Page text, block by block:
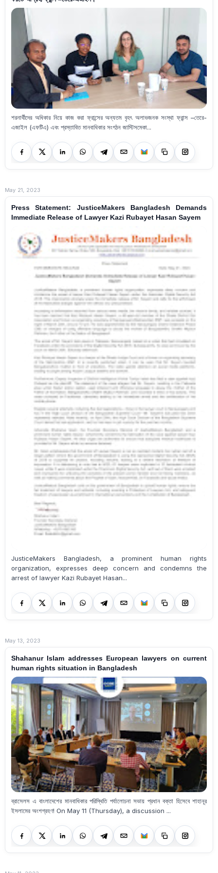
শরনার্থীদের অধিকার নিয়ে কাজ করা ফ্রান্সের অন্যতম বৃহৎ অলাভজনক সংস্থা ফ্রান্স –তেরে-
এজাইল (এফটিএ) এবং প্রস্তাবিত মানবাধিকার সংগঠন জাস্টিসমেকা...
May 21, 2023
Press Statement: JusticeMakers Bangladesh Demands
Immediate Release of Lawyer Kazi Rubayet Hasan Sayem
JusticeMakers Bangladesh, a prominent human rights
organization, expresses deep concern and condemns the
arrest of lawyer Kazi Rubayet Hasan...
May 13, 2023
Shahanur Islam addresses European lawyers on current
human rights situation in Bangladesh
ব্রাসেলস এ বাংলাদেশের মানবাধিকার পরিস্থিতি পর্যালোচনা সভায় প্রধান বক্তা হিসেবে শাহানূর
ইসলামের অংশগ্রহণ! On May 11 (Thursday), a discussion ...